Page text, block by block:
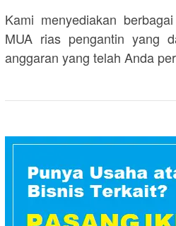
Kami menyediakan
MUA rias pengantin yang
anggaran yang telah Anda